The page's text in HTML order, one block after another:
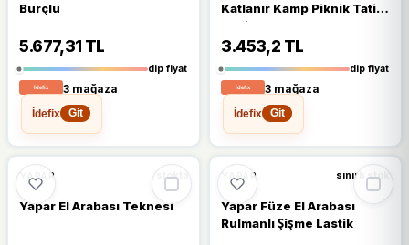
Burçlu
5.677,31 TL
dip fiyat
3 mağaza
İdefix
Git
Katlanır Kamp Piknik Tatil
Sahil El Arabası Vd36
3.453,2 TL
dip fiyat
3 mağaza
İdefix
Git
%11
YAPAR stokta
Yapar El Arabası Teknesi
%11
YAPAR sınırlı stok
Yapar Füze El Arabası
Rulmanlı Şişme Lastik